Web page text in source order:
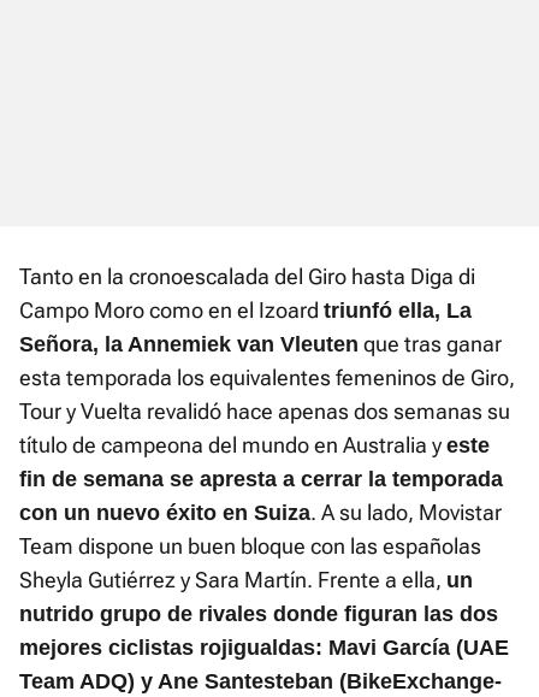
Tanto en la cronoescalada del Giro hasta Diga di
Campo Moro como en el Izoard triunfó ella, La
Señora, la Annemiek van Vleuten que tras ganar
esta temporada los equivalentes femeninos de Giro,
Tour y Vuelta revalidó hace apenas dos semanas su
título de campeona del mundo en Australia y este
fin de semana se apresta a cerrar la temporada
con un nuevo éxito en Suiza. A su lado, Movistar
Team dispone un buen bloque con las españolas
Sheyla Gutiérrez y Sara Martín. Frente a ella, un
nutrido grupo de rivales donde figuran las dos
mejores ciclistas rojigualdas: Mavi García (UAE
Team ADQ) y Ane Santesteban (BikeExchange-